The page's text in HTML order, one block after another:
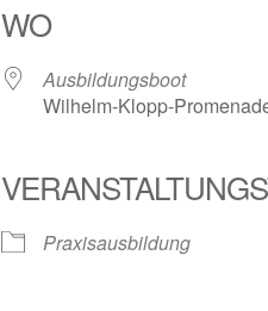
WO
Ausbildungsboot
Wilhelm-Klopp-
Praxisausbildung